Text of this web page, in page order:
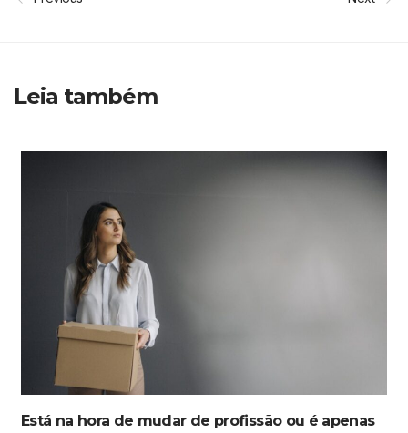
Leia também
Está na hora de mudar de profissão ou é apenas